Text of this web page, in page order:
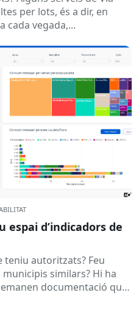
per lots, és a dir, en
cada vegada,...
espai d’indicadors de
teniu autoritzats? Feu
similars? Hi ha
documentació que